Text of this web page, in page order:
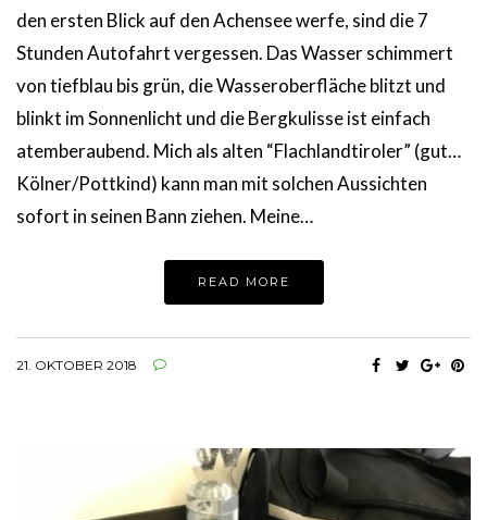
den ersten Blick auf den Achensee werfe, sind die 7
Stunden Autofahrt vergessen. Das Wasser schimmert
von tiefblau bis grün, die Wasseroberfläche blitzt und
blinkt im Sonnenlicht und die Bergkulisse ist einfach
atemberaubend. Mich als alten “Flachlandtiroler” (gut…
Kölner/Pottkind) kann man mit solchen Aussichten
sofort in seinen Bann ziehen. Meine…
READ MORE
21. OKTOBER 2018